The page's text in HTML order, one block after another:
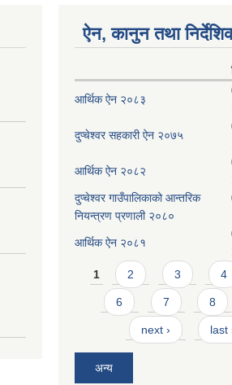
ऐन, कानुन तथा
आर्थिक ऐन २०८३
दुप्चेश्वर सहकारी ऐन २०७५
आर्थिक ऐन २०८२
दुप्चेश्वर गाउँपालिकाको आन्तरिक
नियन्त्रण प्रणाली २०८०
आर्थिक ऐन २०८१
Pages
1 2 3 4
6 7 8
next › last
अन्य